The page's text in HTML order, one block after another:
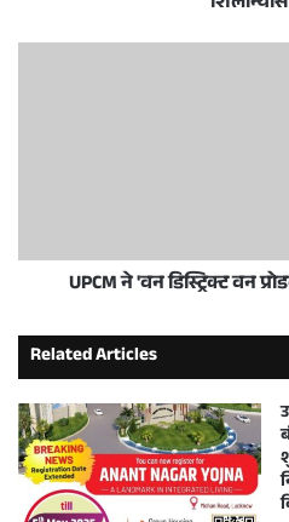
UPCM ने 'वन डिस्ट्रिक्ट वन
Related Articles